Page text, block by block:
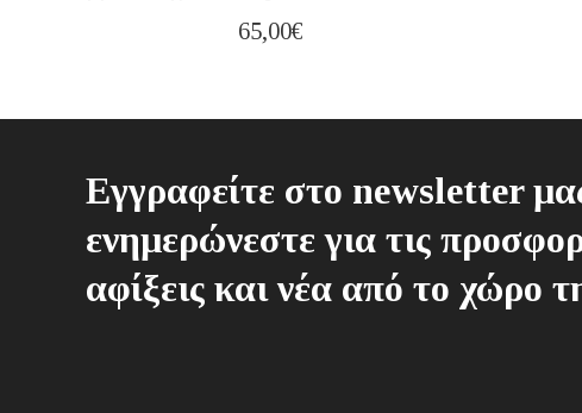
65,00€
Εγγραφείτε στο newsletter
ενημερώνεστε για τις
αφίξεις και νέα από το χώρο